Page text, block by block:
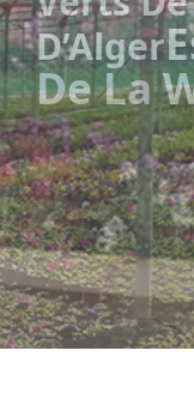
D’Alger
De La